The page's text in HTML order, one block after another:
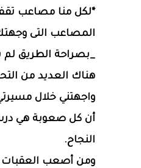
*لكل منا مصاعب
المصاعب التى
_بصراحة الطريق لم
هناك العديد من
واجهتني خلال
أن كل صعوبة هي
النجاح.
ومن أصعب العقبات